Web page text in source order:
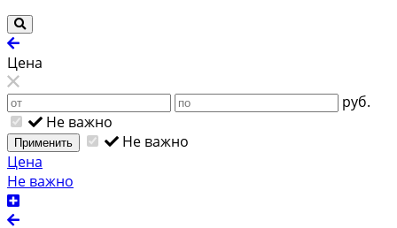
Цена
руб.
Не важно
Применить
Не важно
Цена
Не важно